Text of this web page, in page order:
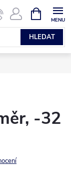
HLEDAT
NÁKUPNÍ
KOŠÍK
-32